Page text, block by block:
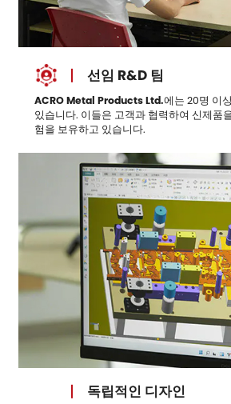
선임 R&D 팀
ACRO Metal Products Ltd.에는 20명 이
있습니다. 이들은 고객과 협력하여 신제품
험을 보유하고 있습니다.
독립적인 디자인